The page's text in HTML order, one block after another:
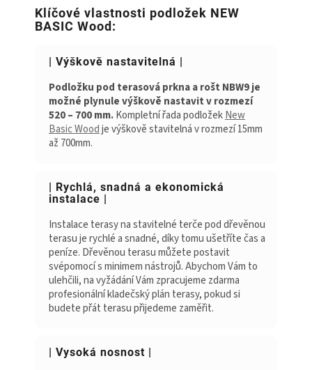
Klíčové vlastnosti podložek NEW
BASIC Wood:
| Výškově nastavitelná |
Podložku pod terasová prkna a rošt NBW9 je
možné plynule výškově nastavit v rozmezí
520 – 700 mm.Kompletní řada podložekNew
Basic Woodje výškově stavitelná v rozmezí 15mm
až 700mm.
| Rychlá, snadná a ekonomická
instalace |
Instalace terasy na stavitelné terče pod dřevěnou
terasu je rychlé a snadné, díky tomu ušetříte čas a
peníze. Dřevěnou terasu můžete postavit
svépomocí s minimem nástrojů. Abychom Vám to
ulehčili, na vyžádání Vám zpracujeme zdarma
profesionální kladečský plán terasy, pokud si
budete přát terasu přijedeme zaměřit.
| Vysoká nosnost |